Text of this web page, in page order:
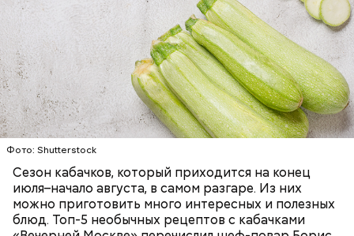
Фото: Shutterstock
Сезон кабачков, который приходится на конец
июля–начало августа, в самом разгаре. Из них
можно приготовить много интересных и полезных
блюд. Топ-5 необычных рецептов с кабачками
ЕДА ОВОЩИ РЕЦЕПТЫ
Фото: Shutterstock
— Наиболее распространенные борщ, щи, котлеты,
салаты, лаваш с творогом и сыром, пироги, омлет,
запеканка. Щавеля там везде используется
немного, поэтому никакого вреда от него не будет.
Чем разнообразнее рацион питания человека, тем
лучше. Потому что это исключает вероятность
возникновения дефицитов микроэлементов, —
заверил специалист.